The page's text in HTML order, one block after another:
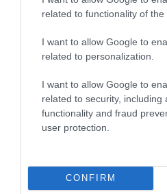
related to functionality of the
I want to allow Google to
related to personalization.
I want to allow Google to
related to security, including
functionality and fraud
user protection.
CONFIRM
απομάκρυνσής του